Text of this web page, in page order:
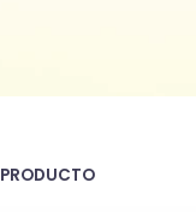
PRODUCTO